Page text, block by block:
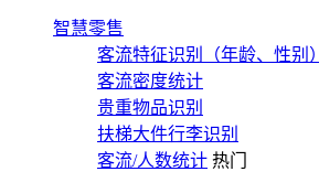
智慧零售
客流特征识别（年龄、性别）
客流密度统计
贵重物品识别
扶梯大件行李识别
客流/人数统计 热门